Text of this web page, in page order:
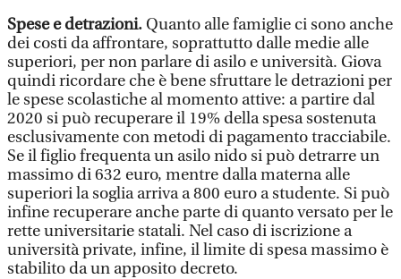
Spese e detrazioni. Quanto alle famiglie ci sono anche
dei costi da affrontare, soprattutto dalle medie alle
superiori, per non parlare di asilo e università. Giova
quindi ricordare che è bene sfruttare le detrazioni per
le spese scolastiche al momento attive: a partire dal
2020 si può recuperare il 19% della spesa sostenuta
esclusivamente con metodi di pagamento tracciabile.
Se il figlio frequenta un asilo nido si può detrarre un
massimo di 632 euro, mentre dalla materna alle
superiori la soglia arriva a 800 euro a studente. Si può
infine recuperare anche parte di quanto versato per le
rette universitarie statali. Nel caso di iscrizione a
università private, infine, il limite di spesa massimo è
stabilito da un apposito decreto.